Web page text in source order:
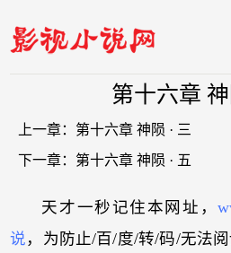
第十六章 神
上一章： 第十六章 神陨 · 三
下一章： 第十六章 神陨 · 五
天才一秒记住本网址，
说 ，为防止/百/度/转/码/无法